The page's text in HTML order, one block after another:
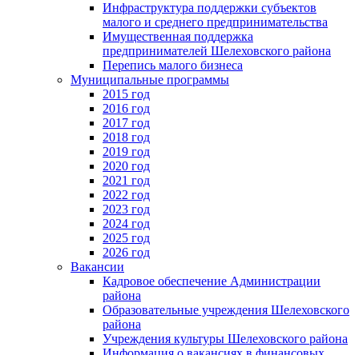
Инфраструктура поддержки субъектов
малого и среднего предпринимательства
Имущественная поддержка
предпринимателей Шелеховского района
Перепись малого бизнеса
Муниципальные программы
2015 год
2016 год
2017 год
2018 год
2019 год
2020 год
2021 год
2022 год
2023 год
2024 год
2025 год
2026 год
Вакансии
Кадровое обеспечение Администрации
района
Образовательные учреждения Шелеховского
района
Учреждения культуры Шелеховского района